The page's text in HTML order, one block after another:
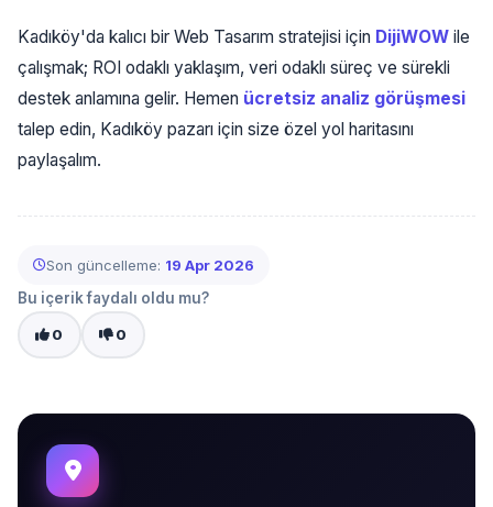
Kadıköy'da kalıcı bir Web Tasarım stratejisi için DijiWOW ile
çalışmak; ROI odaklı yaklaşım, veri odaklı süreç ve sürekli
destek anlamına gelir. Hemen ücretsiz analiz görüşmesi
talep edin, Kadıköy pazarı için size özel yol haritasını
paylaşalım.
Son güncelleme: 19 Apr 2026
Bu içerik faydalı oldu mu?
0 0